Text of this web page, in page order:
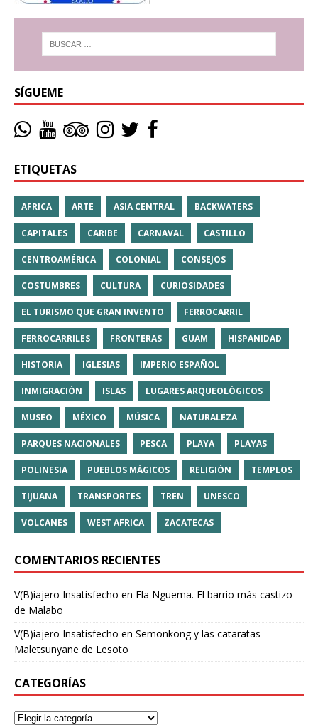
SÍGUEME
ETIQUETAS
AFRICA ARTE ASIA CENTRAL BACKWATERS
CAPITALES CARIBE CARNAVAL CASTILLO
CENTROAMÉRICA COLONIAL CONSEJOS
COSTUMBRES CULTURA CURIOSIDADES
EL TURISMO QUE GRAN INVENTO FERROCARRIL
FERROCARRILES FRONTERAS GUAM HISPANIDAD
HISTORIA IGLESIAS IMPERIO ESPAÑOL
INMIGRACIÓN ISLAS LUGARES ARQUEOLÓGICOS
MUSEO MÉXICO MÚSICA NATURALEZA
PARQUES NACIONALES PESCA PLAYA PLAYAS
POLINESIA PUEBLOS MÁGICOS RELIGIÓN TEMPLOS
TIJUANA TRANSPORTES TREN UNESCO
VOLCANES WEST AFRICA ZACATECAS
COMENTARIOS RECIENTES
V(B)iajero Insatisfecho en Ela Nguema. El barrio más castizo
de Malabo
V(B)iajero Insatisfecho en Semonkong y las cataratas
Maletsunyane de Lesoto
CATEGORÍAS